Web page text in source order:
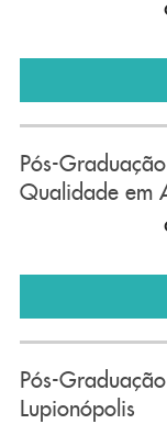
Pós-
Qualidade em
Pós-
Lupionópolis